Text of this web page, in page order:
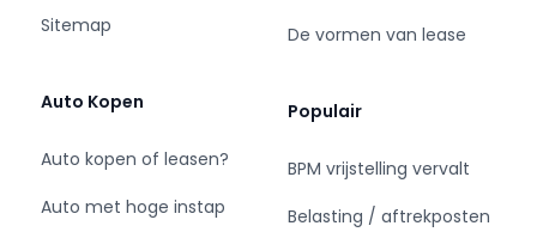
Sitemap
Auto Kopen
Auto kopen of leasen?
Auto met hoge instap
De vormen van lease
Populair
BPM vrijstelling vervalt
Belasting / aftrekposten